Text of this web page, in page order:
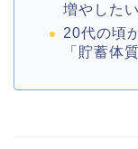
増やしたい
20代の頃
「貯蓄体